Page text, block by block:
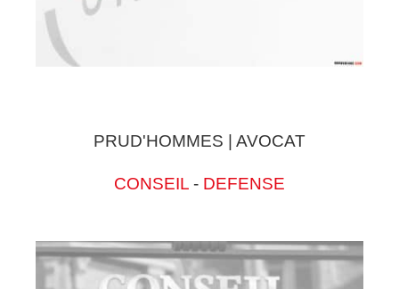
PRUD'HOMMES | AVOCAT
CONSEIL - DEFENSE